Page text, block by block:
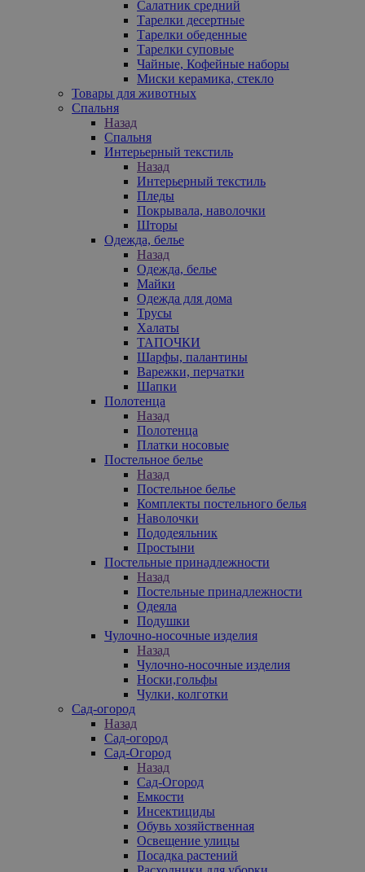
Салатник средний
Тарелки десертные
Тарелки обеденные
Тарелки суповые
Чайные, Кофейные наборы
Миски керамика, стекло
Товары для животных
Спальня
Назад
Спальня
Интерьерный текстиль
Назад
Интерьерный текстиль
Пледы
Покрывала, наволочки
Шторы
Одежда, белье
Назад
Одежда, белье
Майки
Одежда для дома
Трусы
Халаты
ТАПОЧКИ
Шарфы, палантины
Варежки, перчатки
Шапки
Полотенца
Назад
Полотенца
Платки носовые
Постельное белье
Назад
Постельное белье
Комплекты постельного белья
Наволочки
Пододеяльник
Простыни
Постельные принадлежности
Назад
Постельные принадлежности
Одеяла
Подушки
Чулочно-носочные изделия
Назад
Чулочно-носочные изделия
Носки,гольфы
Чулки, колготки
Сад-огород
Назад
Сад-огород
Сад-Огород
Назад
Сад-Огород
Емкости
Инсектициды
Обувь хозяйственная
Освещение улицы
Посадка растений